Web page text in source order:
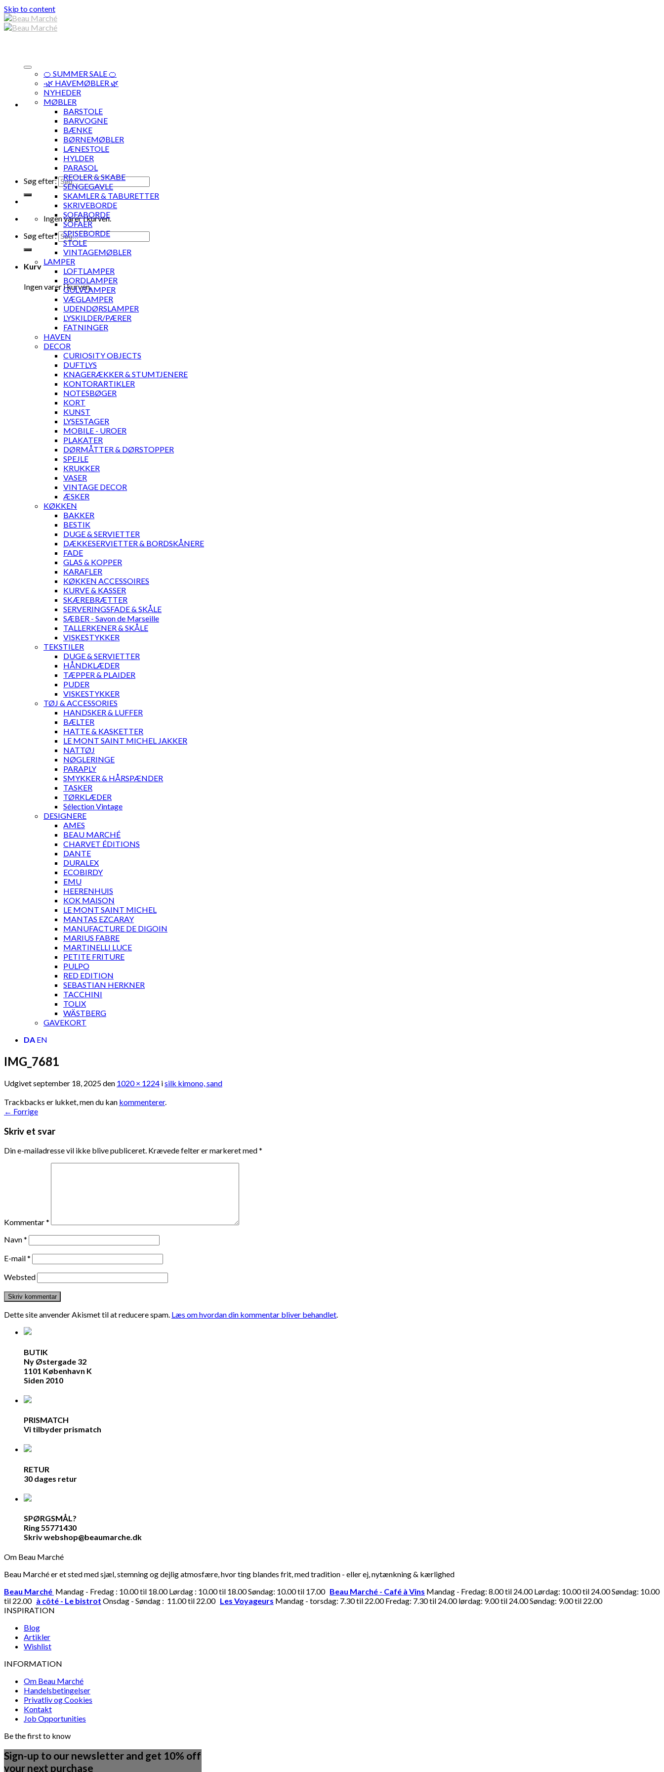
Skip to content
Søg efter:
Ingen varer i kurven.
Søg efter:
Kurv
Ingen varer i kurven.
🍊 SUMMER SALE 🍊
·🌿 HAVEMØBLER 🌿
NYHEDER
MØBLER
BARSTOLE
BARVOGNE
BÆNKE
BØRNEMØBLER
LÆNESTOLE
HYLDER
PARASOL
REOLER & SKABE
SENGEGAVLE
SKAMLER & TABURETTER
SKRIVEBORDE
SOFABORDE
SOFAER
SPISEBORDE
STOLE
VINTAGEMØBLER
LAMPER
LOFTLAMPER
BORDLAMPER
GULVLAMPER
VÆGLAMPER
UDENDØRSLAMPER
LYSKILDER/PÆRER
FATNINGER
HAVEN
DECOR
CURIOSITY OBJECTS
DUFTLYS
KNAGERÆKKER & STUMTJENERE
KONTORARTIKLER
NOTESBØGER
KORT
KUNST
LYSESTAGER
MOBILE - UROER
PLAKATER
DØRMÅTTER & DØRSTOPPER
SPEJLE
KRUKKER
VASER
VINTAGE DECOR
ÆSKER
KØKKEN
BAKKER
BESTIK
DUGE & SERVIETTER
DÆKKESERVIETTER & BORDSKÅNERE
FADE
GLAS & KOPPER
KARAFLER
KØKKEN ACCESSOIRES
KURVE & KASSER
SKÆREBRÆTTER
SERVERINGSFADE & SKÅLE
SÆBER - Savon de Marseille
TALLERKENER & SKÅLE
VISKESTYKKER
TEKSTILER
DUGE & SERVIETTER
HÅNDKLÆDER
TÆPPER & PLAIDER
PUDER
VISKESTYKKER
TØJ & ACCESSORIES
HANDSKER & LUFFER
BÆLTER
HATTE & KASKETTER
LE MONT SAINT MICHEL JAKKER
NATTØJ
NØGLERINGE
PARAPLY
SMYKKER & HÅRSPÆNDER
TASKER
TØRKLÆDER
Sélection Vintage
DESIGNERE
AMES
BEAU MARCHÉ
CHARVET ÉDITIONS
DANTE
DURALEX
ECOBIRDY
EMU
HEERENHUIS
KOK MAISON
LE MONT SAINT MICHEL
MANTAS EZCARAY
MANUFACTURE DE DIGOIN
MARIUS FABRE
MARTINELLI LUCE
PETITE FRITURE
PULPO
RED EDITION
SEBASTIAN HERKNER
TACCHINI
TOLIX
WÄSTBERG
GAVEKORT
DA EN
IMG_7681
Udgivetseptember 18, 2025den 1020 × 1224 isilk kimono, sand
Trackbacks er lukket, men du kan kommenterer.
← Forrige
Skriv et svar
Din e-mailadresse vil ikke blive publiceret. Krævede felter er markeret med*
Kommentar*
Navn*
E-mail*
Websted
Dette site anvender Akismet til at reducere spam. Læs om hvordan din kommentar bliver behandlet.
BUTIK
Ny Østergade 32
1101 København K
Siden 2010
PRISMATCH
Vi tilbyder prismatch
RETUR
30 dages retur
SPØRGSMÅL?
Ring 55771430
Skriv webshop@beaumarche.dk
Om Beau Marché
Beau Marché er et sted med sjæl, stemning og dejlig atmosfære, hvor ting blandes frit, med tradition - eller ej, nytænkning & kærlighed
Beau Marché Mandag - Fredag : 10.00 til 18.00 Lørdag : 10.00 til 18.00 Søndag: 10.00 til 17.00 Beau Marché - Café à Vins Mandag - Fredag: 8.00 til 24.00 Lørdag: 10.00 til 24.00 Søndag: 10.00
til 22.00 à côté - Le bistrot Onsdag - Søndag : 11.00 til 22.00 Les Voyageurs Mandag - torsdag: 7.30 til 22.00 Fredag: 7.30 til 24.00 lørdag: 9.00 til 24.00 Søndag: 9.00 til 22.00
INSPIRATION
Blog
Artikler
Wishlist
INFORMATION
Om Beau Marché
Handelsbetingelser
Privatliv og Cookies
Kontakt
Job Opportunities
Be the first to know
Sign-up to our newsletter and get 10% off
your next purchase